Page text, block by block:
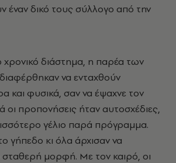
έναν δικό τους σύλλογο από την
διάστημα, η παρέα των
να ενταχθούν
και φυσικά, σαν να έψαχνε τον
οι προπονήσεις ήταν αυτοσχέδιες,
γέλιο παρά πρόγραμμα.
γήπεδο κι όλα άρχισαν να
σταθερή μορφή. Με τον καιρό, οι